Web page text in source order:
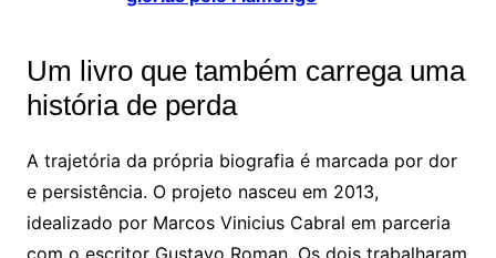
Um livro que também carrega uma
história de perda
A trajetória da própria biografia é marcada por dor
e persistência. O projeto nasceu em 2013,
idealizado por Marcos Vinicius Cabral em parceria